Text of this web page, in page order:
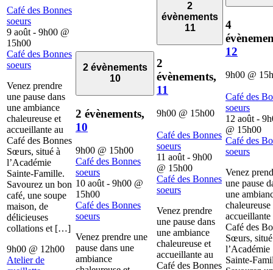
Café des Bonnes
soeurs
9 août - 9h00 @
15h00
Café des Bonnes
soeurs
Venez prendre
une pause dans
une ambiance
chaleureuse et
accueillante au
Café des Bonnes
Sœurs, situé à
l’Académie
Sainte-Famille.
Savourez un bon
café, une soupe
maison, de
délicieuses
collations et […]
9h00 @ 12h00
Atelier de
2 évènements
10
2 évènements,
10
9h00 @ 15h00
Café des Bonnes
soeurs
10 août - 9h00 @
15h00
Café des Bonnes
soeurs
Venez prendre une
pause dans une
ambiance
2
évènements
11
2
évènements,
11
9h00 @ 15h00
Café des Bonnes
soeurs
11 août - 9h00
@ 15h00
Café des Bonnes
soeurs
Venez prendre
une pause dans
une ambiance
chaleureuse et
accueillante au
Café des Bonnes
4
12
9h00 @
Café des
soeurs
12 août -
@ 15h00
Café des
soeurs
Venez
une pause
une
chaleureuse
accueillante
Café des
Sœurs,
l’Académie
Sainte-